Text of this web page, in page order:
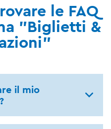
le FAQ
"Biglietti &
il mio